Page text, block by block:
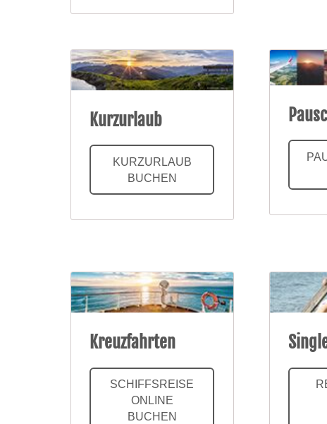
Kurzurlaub
KURZURLAUB
BUCHEN
Kreuzfahrten
SCHIFFSREISE
ONLINE
BUCHEN